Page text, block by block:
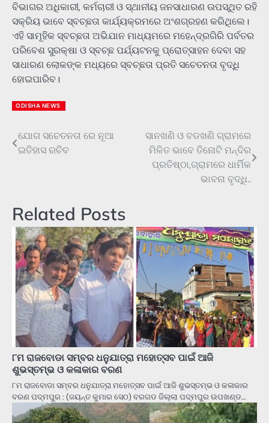
ବିଭାଗର ଅଧିକାରୀ, କର୍ମଚାରୀ ଓ ସ୍ଥାନୀୟ ଜନସାଧାରଣ ଉପସ୍ଥିତ ରହି
ସକ୍ରିୟ ଭାବେ ସ୍ବଚ୍ଛତା କାର୍ଯ୍ୟକ୍ରମରେ ଅଂଶଗ୍ରହଣ କରିଥିଲେ।
ଏହି ସାମୂହିକ ସ୍ବଚ୍ଛତା ଅଭିଯାନ ମାଧ୍ୟମରେ ମହେନ୍ଦ୍ରଗିରି ପର୍ବତର
ପରିବେଶ ସୁରକ୍ଷା ଓ ସ୍ବଚ୍ଛ ପର୍ଯ୍ୟଟନକୁ ପ୍ରୋତ୍ସାହନ ଦେବା ସହ
ସାଧାରଣ ଲୋକଙ୍କ ମଧ୍ୟରେ ସ୍ବଚ୍ଛତା ପ୍ରତି ସଚେତନତା ବୃଦ୍ଧି
ହୋଇପାରିବ।
ODISHA NEWS
Post
ଯୋଗ ସଚେତନତା ରେ ନୂଆ
ଇତିହାସ ରଚିବ
ସାନଖଣି ଓ ବଡଖଣି ଗ୍ରାମରେ
ମିଳିତ ଭାବେ ତିନୋଟି ମନ୍ଦିର
ପ୍ରତିଷ୍ଠା,ଗ୍ରାମରେ ଧାର୍ମିକ
ଭାବନା ବୃଦ୍ଧି..
Related Posts
୮ମ ରାଜବୋଡା ସମ୍ବର ଧନୁଯାତ୍ରା ମହୋତ୍ସବ ପାଇଁ ଆଜି
ଶୁଭସ୍ତମ୍ଭ ଓ କଳାକାର ବରଣ
୮ମ ରାଜବୋଡା ସମ୍ବର ଧନୁଯାତ୍ରା ମହୋତ୍ସବ ପାଇଁ ଆଜି ଶୁଭସ୍ତମ୍ଭ ଓ କଳାକାର
ବରଣ ପଦ୍ମପୁର : (ଜୟନ୍ତ କୁମାର ସେଠ) ବରଗଡ ଜିଲ୍ଲା ପଦ୍ମପୁର ଉପଖଣ୍ଡ…